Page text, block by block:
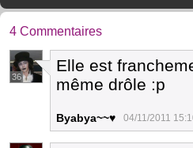
4 Commentaires
36
Elle est
même drôle :p
Byabya~~♥ 04/11/2011